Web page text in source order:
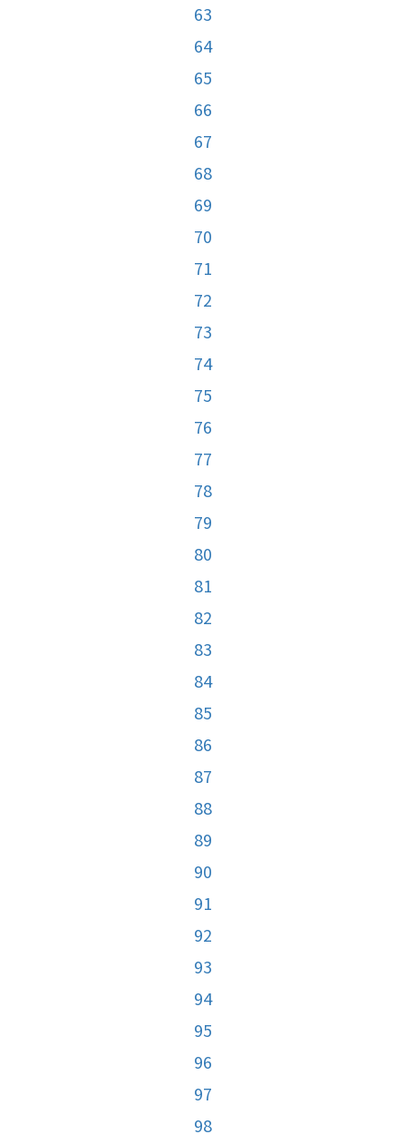
63
64
65
66
67
68
69
70
71
72
73
74
75
76
77
78
79
80
81
82
83
84
85
86
87
88
89
90
91
92
93
94
95
96
97
98